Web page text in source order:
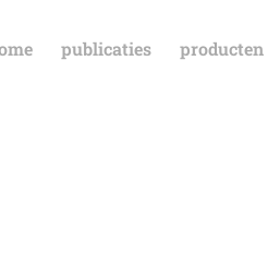
publicaties producten